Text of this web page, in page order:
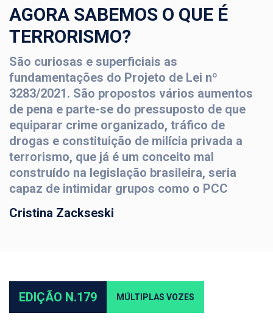
AGORA SABEMOS O QUE É
TERRORISMO?
São curiosas e superficiais as
fundamentações do Projeto de Lei nº
3283/2021. São propostos vários aumentos
de pena e parte-se do pressuposto de que
equiparar crime organizado, tráfico de
drogas e constituição de milícia privada a
terrorismo, que já é um conceito mal
construído na legislação brasileira, seria
capaz de intimidar grupos como o PCC
Cristina Zackseski
EDIÇÃO N.179 MÚLTIPLAS VOZES